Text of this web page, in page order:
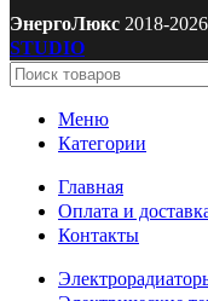
ЭнергоЛюкс 2018-
STUDIO
Меню
Категории
Главная
Оплата и
Контакты